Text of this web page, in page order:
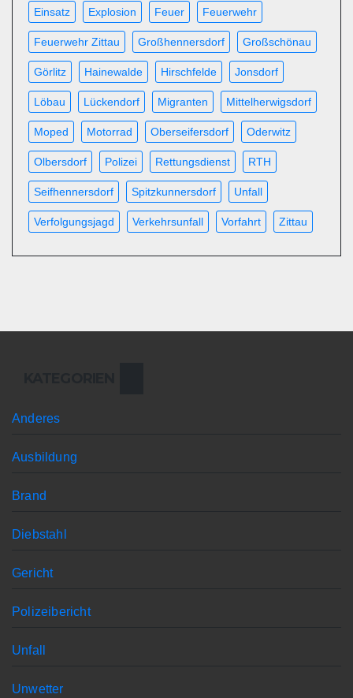
Einsatz Explosion Feuer Feuerwehr
Feuerwehr Zittau Großhennersdorf Großschönau
Görlitz Hainewalde Hirschfelde Jonsdorf
Löbau Lückendorf Migranten Mittelherwigsdorf
Moped Motorrad Oberseifersdorf Oderwitz
Olbersdorf Polizei Rettungsdienst RTH
Seifhennersdorf Spitzkunnersdorf Unfall
Verfolgungsjagd Verkehrsunfall Vorfahrt Zittau
Anderes
Ausbildung
Brand
Diebstahl
Gericht
Polizeibericht
Unfall
Unwetter